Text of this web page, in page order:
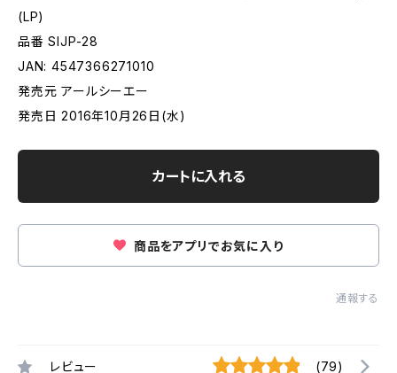
(LP)
品番 SIJP-28
JAN: 4547366271010
発売元 アールシーエー
発売日 2016年10月26日(水)
カートに入れる
商品をアプリでお気に入り
通報する
レビュー (79)